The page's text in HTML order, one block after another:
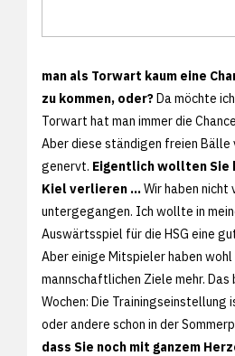
man als Torwart kaum eine
zu kommen, oder?Da möchte
Torwart hat man immer die
Aber diese ständigen freien Bälle
genervt. Eigentlich wollten Sie
Kiel verlieren ...Wir haben nicht
untergegangen. Ich wollte in
Auswärtsspiel für die HSG eine
Aber einige Mitspieler haben wohl
mannschaftlichen Ziele mehr.
Wochen: Die Trainingseinstellung
oder andere schon in der
dass Sie noch mit ganzem